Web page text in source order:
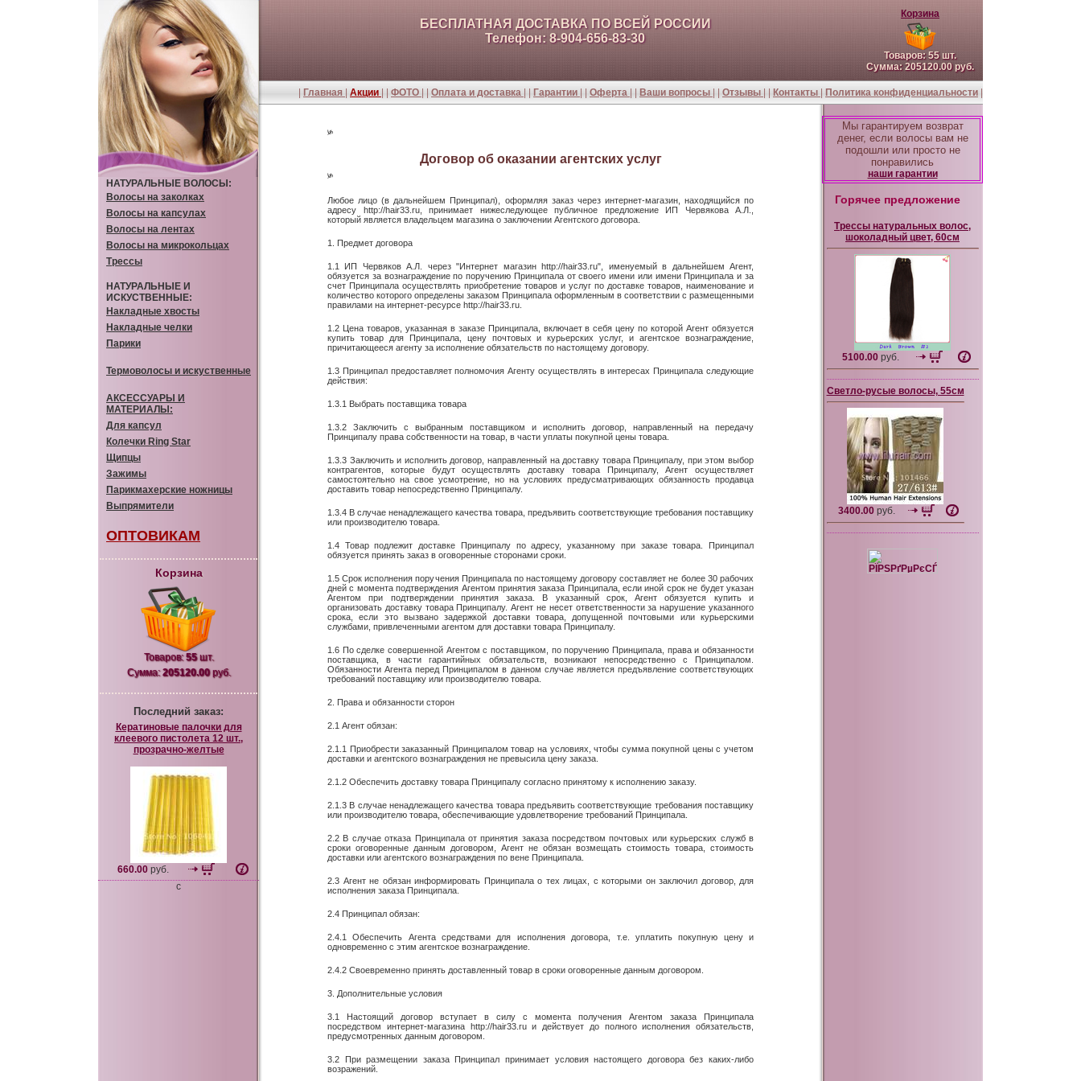
БЕСПЛАТНАЯ ДОСТАВКА ПО ВСЕЙ РОССИИ
Телефон: 8-904-656-83-30
Корзина
Товаров:55шт.
Сумма:205120.00руб.
Главная Акции ФОТО Оплата и доставка Гарантии Оферта Ваши вопросы Отзывы Контакты Политика конфиденциальности
НАТУРАЛЬНЫЕ ВОЛОСЫ:
Волосы на заколках
Волосы на капсулах
Волосы на лентах
Волосы на микрокольцах
Трессы
НАТУРАЛЬНЫЕ И
ИСКУСТВЕННЫЕ:
Накладные хвосты
Накладные челки
Парики
Термоволосы и искуственные
АКСЕССУАРЫ И
МАТЕРИАЛЫ:
Для капсул
Колечки Ring Star
Щипцы
Зажимы
Парикмахерские ножницы
Выпрямители
ОПТОВИКАМ
Корзина
Товаров:55шт.
Сумма:205120.00руб.
Последний заказ:
Кератиновые палочки для
клеевого пистолета 12 шт.,
прозрачно-желтые
660.00руб.
c
༯
Договор об оказании агентских услуг
༯
Любое лицо (в дальнейшем Принципал), оформляя заказ через интернет-магазин, находящийся по
адресу http://hair33.ru, принимает нижеследующее публичное предложение ИП Червякова А.Л.,
который является владельцем магазина о заключении Агентского договора.
1. Предмет договора
1.1 ИП Червяков А.Л. через "Интернет магазин http://hair33.ru", именуемый в дальнейшем Агент,
обязуется за вознаграждение по поручению Принципала от своего имени или имени Принципала и за
счет Принципала осуществлять приобретение товаров и услуг по доставке товаров, наименование и
количество которого определены заказом Принципала оформленным в соответствии с размещенными
правилами на интернет-ресурсе http://hair33.ru.
1.2 Цена товаров, указанная в заказе Принципала, включает в себя цену по которой Агент обязуется
купить товар для Принципала, цену почтовых и курьерских услуг, и агентское вознаграждение,
причитающееся агенту за исполнение обязательств по настоящему договору.
1.3 Принципал предоставляет полномочия Агенту осуществлять в интересах Принципала следующие
действия:
1.3.1 Выбрать поставщика товара
1.3.2 Заключить с выбранным поставщиком и исполнить договор, направленный на передачу
Принципалу права собственности на товар, в части уплаты покупной цены товара.
1.3.3 Заключить и исполнить договор, направленный на доставку товара Принципалу, при этом выбор
контрагентов, которые будут осуществлять доставку товара Принципалу, Агент осуществляет
самостоятельно на свое усмотрение, но на условиях предусматривающих обязанность продавца
доставить товар непосредственно Принципалу.
1.3.4 В случае ненадлежащего качества товара, предъявить соответствующие требования поставщику
или производителю товара.
1.4 Товар подлежит доставке Принципалу по адресу, указанному при заказе товара. Принципал
обязуется принять заказ в оговоренные сторонами сроки.
1.5 Срок исполнения поручения Принципала по настоящему договору составляет не более 30 рабочих
дней с момента подтверждения Агентом принятия заказа Принципала, если иной срок не будет указан
Агентом при подтверждении принятия заказа. В указанный срок, Агент обязуется купить и
организовать доставку товара Принципалу. Агент не несет ответственности за нарушение указанного
срока, если это вызвано задержкой доставки товара, допущенной почтовыми или курьерскими
службами, привлеченными агентом для доставки товара Принципалу.
1.6 По сделке совершенной Агентом с поставщиком, по поручению Принципала, права и обязанности
поставщика, в части гарантийных обязательств, возникают непосредственно с Принципалом.
Обязанности Агента перед Принципалом в данном случае является предъявление соответствующих
требований поставщику или производителю товара.
2. Права и обязанности сторон
2.1 Агент обязан:
2.1.1 Приобрести заказанный Принципалом товар на условиях, чтобы сумма покупной цены с учетом
доставки и агентского вознаграждения не превысила цену заказа.
2.1.2 Обеспечить доставку товара Принципалу согласно принятому к исполнению заказу.
2.1.3 В случае ненадлежащего качества товара предъявить соответствующие требования поставщику
или производителю товара, обеспечивающие удовлетворение требований Принципала.
2.2 В случае отказа Принципала от принятия заказа посредством почтовых или курьерских служб в
сроки оговоренные данным договором, Агент не обязан возмещать стоимость товара, стоимость
доставки или агентского вознаграждения по вене Принципала.
2.3 Агент не обязан информировать Принципала о тех лицах, с которыми он заключил договор, для
исполнения заказа Принципала.
2.4 Принципал обязан:
2.4.1 Обеспечить Агента средствами для исполнения договора, т.е. уплатить покупную цену и
одновременно с этим агентское вознаграждение.
2.4.2 Своевременно принять доставленный товар в сроки оговоренные данным договором.
3. Дополнительные условия
3.1 Настоящий договор вступает в силу с момента получения Агентом заказа Принципала
посредством интернет-магазина http://hair33.ru и действует до полного исполнения обязательств,
предусмотренных данным договором.
3.2 При размещении заказа Принципал принимает условия настоящего договора без каких-либо
возражений.
Мы гарантируем возврат
денег, если волосы вам не
подошли или просто не
понравились
наши гарантии
Горячее предложение
Трессы натуральных волос,
шоколадный цвет, 60см
5100.00 руб.
Светло-русые волосы, 55см
3400.00 руб.